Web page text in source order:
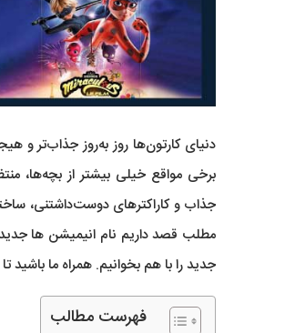
دنیای کارتون‌ها روز به‌روز جذاب‌تر و
برخی مواقع خیلی بیشتر از بچه‌ها،
جذاب و کاراکترهای دوست‌داشتنی،
مطلب قصد داریم نام انیمیشن ها
جدید را با هم بخوانیم. همراه ما باشید
فهرست مطالب